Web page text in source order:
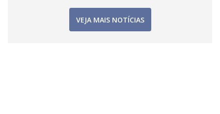
VEJA MAIS NOTÍCIAS